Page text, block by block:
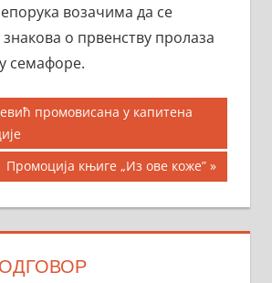
возачима да се
о првенству пролаза
семафоре.
промовисана у капитена
Next
Post:
Промоција књиге „Из ове коже”